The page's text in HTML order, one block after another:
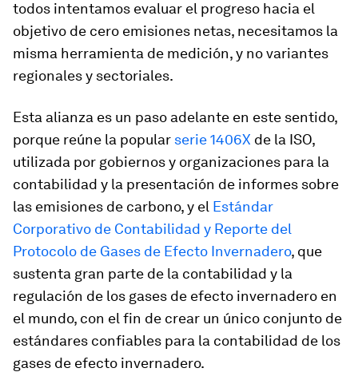
todos intentamos evaluar el progreso hacia el
objetivo de cero emisiones netas, necesitamos la
misma herramienta de medición, y no variantes
regionales y sectoriales.
Esta alianza es un paso adelante en este sentido,
porque reúne la popular serie 1406X de la ISO,
utilizada por gobiernos y organizaciones para la
contabilidad y la presentación de informes sobre
las emisiones de carbono, y el Estándar
Corporativo de Contabilidad y Reporte del
Protocolo de Gases de Efecto Invernadero, que
sustenta gran parte de la contabilidad y la
regulación de los gases de efecto invernadero en
el mundo, con el fin de crear un único conjunto de
estándares confiables para la contabilidad de los
gases de efecto invernadero.